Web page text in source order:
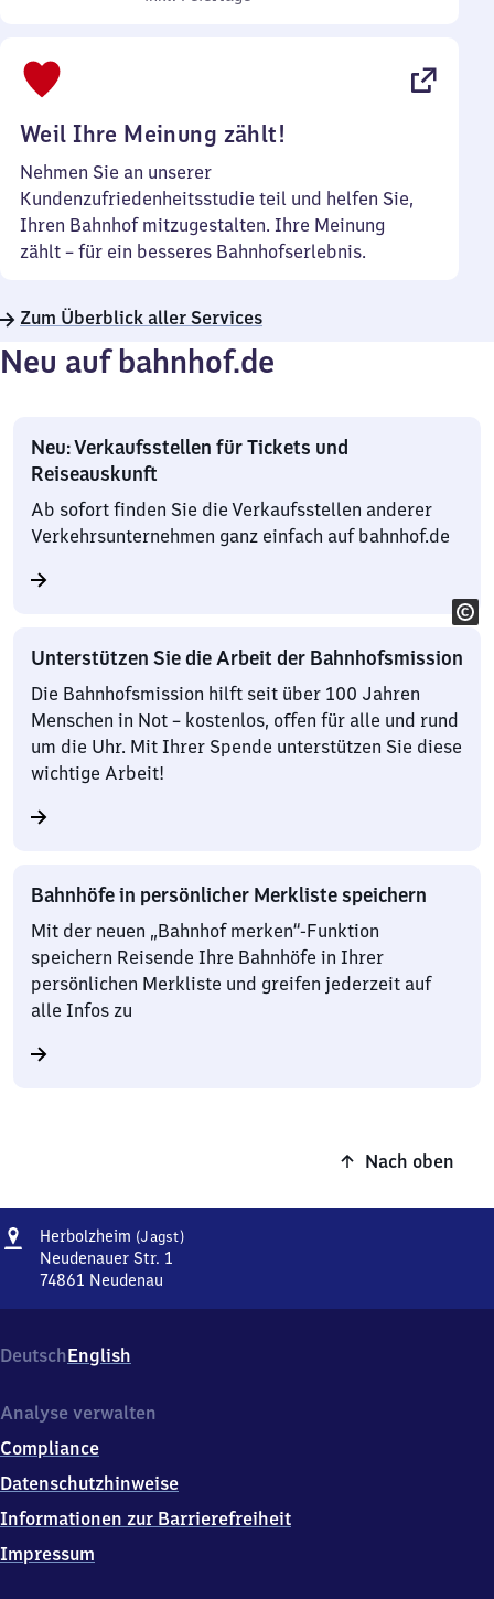
Weil Ihre Meinung zählt!
Nehmen Sie an unserer
Kundenzufriedenheitsstudie teil und helfen Sie,
Ihren Bahnhof mitzugestalten. Ihre Meinung
zählt – für ein besseres Bahnhofserlebnis.
Zum Überblick aller Services
Neu auf bahnhof.de
Neu: Verkaufsstellen für Tickets und
Reiseauskunft
Ab sofort finden Sie die Verkaufsstellen anderer
Verkehrsunternehmen ganz einfach auf bahnhof.de
Unterstützen Sie die Arbeit der Bahnhofsmission
Die Bahnhofsmission hilft seit über 100 Jahren
Menschen in Not – kostenlos, offen für alle und rund
um die Uhr. Mit Ihrer Spende unterstützen Sie diese
wichtige Arbeit!
Bahnhöfe in persönlicher Merkliste speichern
Mit der neuen „Bahnhof merken“-Funktion
speichern Reisende Ihre Bahnhöfe in Ihrer
persönlichen Merkliste und greifen jederzeit auf
alle Infos zu
Nach oben
Adresse
Herbolzheim (Jagst)Herbolzheim
Neudenauer Str. 1
74861 Neudenau
Neudenauer
Str.
7
8
6
Neudenau
DeutschEnglish
Analyse verwalten
Compliance
Datenschutzhinweise
Informationen zur Barrierefreiheit
Impressum